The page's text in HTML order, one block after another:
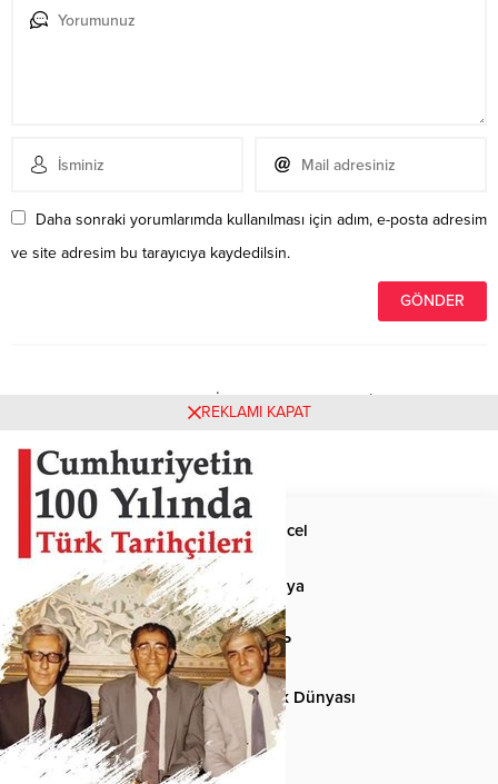
Daha sonraki yorumlarımda kullanılması için adım, e-posta adresim
ve site adresim bu tarayıcıya kaydedilsin.
Henüz yorum yapılmamış. İlk yorumu yukarıdaki form
aracılığıyla siz yapabilirsiniz.
Anasayfa Güncel
Siyaset Dünya
Spor MHP
Kültür-Sanat Türk Dünyası
Basından
REKLAMI KAPAT